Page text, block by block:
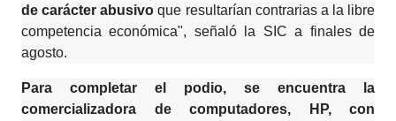
de carácter abusivo que resultarían contrarias a la libre
competencia económica", señaló la SIC a finales de
agosto.
Para completar el podio, se encuentra la
comercializadora de computadores, HP, con